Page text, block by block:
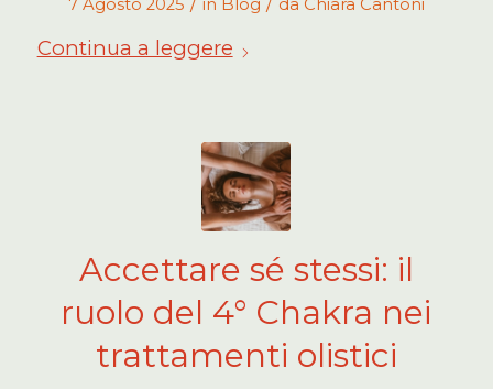
7 Agosto 2025 in Blog da Chiara Cantoni
Continua a leggere
Accettare sé stessi: il
ruolo del 4° Chakra nei
trattamenti olistici